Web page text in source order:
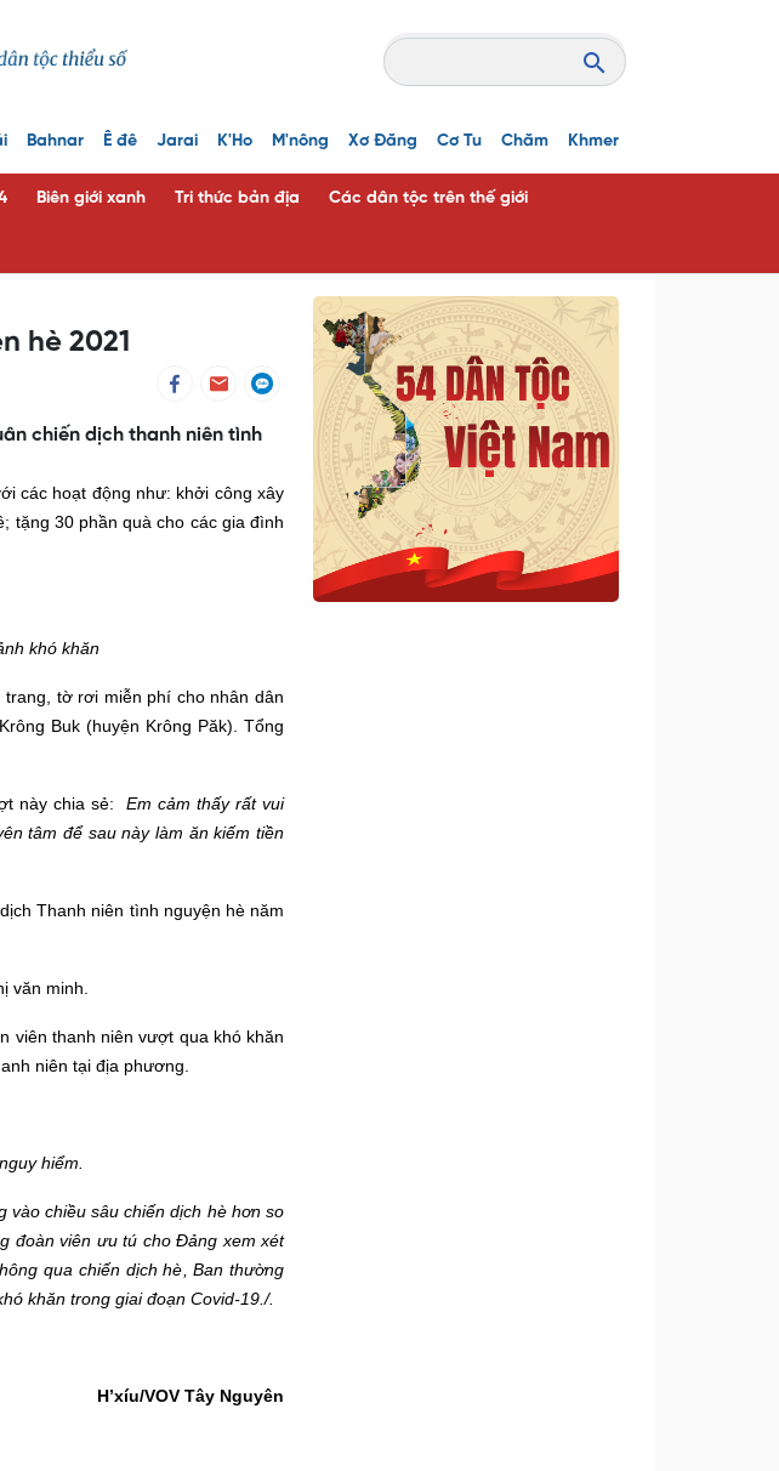
Bahnar Ê đê Jarai K'Ho M'nông Xơ Đăng Cơ Tu Chăm Khmer
Biên giới xanh Tri thức bản địa Các dân tộc trên thế giới
hè 2021
chiến dịch thanh niên tình
các hoạt động như: khởi công xây
tặng 30 phần quà cho các gia đình
khó khăn
tờ rơi miễn phí cho nhân dân
Buk (huyện Krông Păk). Tổng
này chia sẻ: Em cảm thấy rất vui
tâm để sau này làm ăn kiếm tiền
Thanh niên tình nguyện hè năm
văn minh.
viên thanh niên vượt qua khó khăn
niên tại địa phương.
hiểm.
vào chiều sâu chiến dịch hè hơn so
đoàn viên ưu tú cho Đảng xem xét
qua chiến dịch hè,Ban thường
khăn trong giai đoạn Covid-19./.
H’xíu/VOV Tây Nguyên